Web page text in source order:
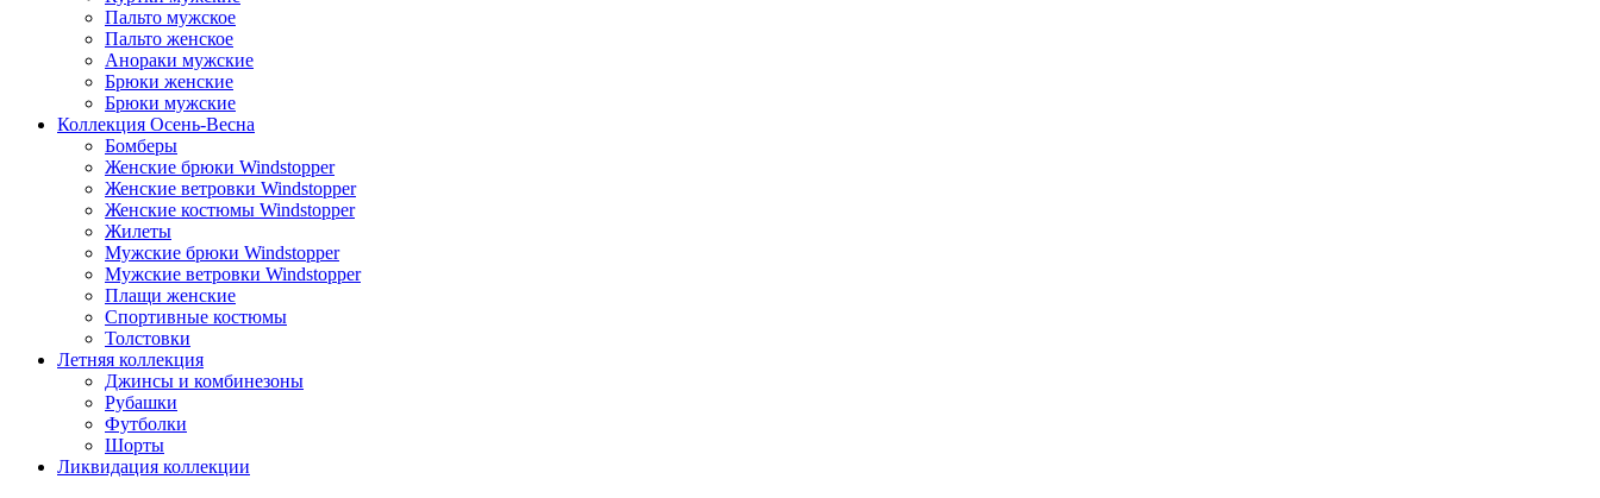
Пальто мужское
Пальто женское
Анораки мужские
Брюки женские
Брюки мужские
Коллекция Осень-Весна
Бомберы
Женские брюки Windstopper
Женские ветровки Windstopper
Женские костюмы Windstopper
Жилеты
Мужские брюки Windstopper
Мужские ветровки Windstopper
Плащи женские
Спортивные костюмы
Толстовки
Летняя коллекция
Джинсы и комбинезоны
Рубашки
Футболки
Шорты
Ликвидация коллекции